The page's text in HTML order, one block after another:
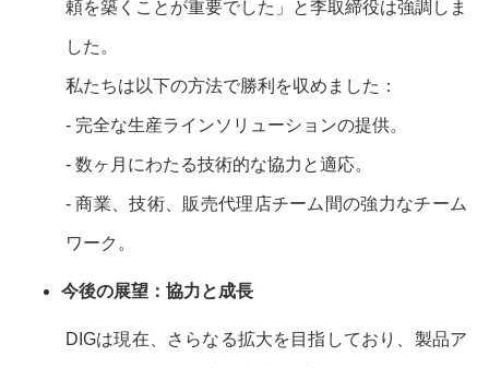
頼を築くことが重要でした」と李取締役は強調しま
した。
私たちは以下の方法で勝利を収めました：
- 完全な生産ラインソリューションの提供。
- 数ヶ月にわたる技術的な協力と適応。
- 商業、技術、販売代理店チーム間の強力なチーム
ワーク。
今後の展望：協力と成長
DIGは現在、さらなる拡大を目指しており、製品ア